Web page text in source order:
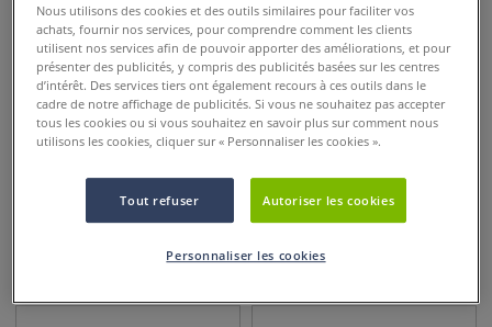
dès6,95€
Nous utilisons des cookies et des outils similaires pour faciliter vos
achats, fournir nos services, pour comprendre comment les clients
utilisent nos services afin de pouvoir apporter des améliorations, et pour
présenter des publicités, y compris des publicités basées sur les centres
d’intérêt. Des services tiers ont également recours à ces outils dans le
cadre de notre affichage de publicités. Si vous ne souhaitez pas accepter
tous les cookies ou si vous souhaitez en savoir plus sur comment nous
utilisons les cookies, cliquer sur « Personnaliser les cookies ».
Tout refuser Autoriser les cookies
Personnaliser les cookies